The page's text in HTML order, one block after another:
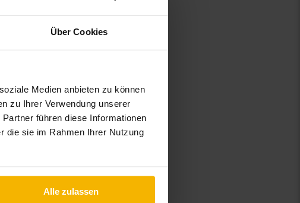
Über Cookies
Medien anbieten zu können
zu Ihrer Verwendung unserer
führen diese Informationen
die sie im Rahmen Ihrer Nutzung
Alle zulassen